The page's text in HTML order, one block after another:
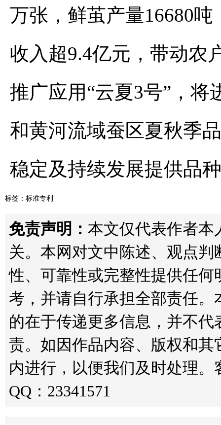
万张，鲜茧产量16680
收入超9.4亿元，带动农
推广应用“云夏3号”，
和黄河流域蚕区夏秋季
稳定及持续发展提供品
标签： 标准专利
免责声明： 本文仅代表作者本
关。本网对文中陈述、观点
性、可靠性或完整性提供任
考，并请自行承担全部责任
的在于传递更多信息，并不
责。如因作品内容、版权和
内进行，以便我们及时处理。
QQ：23341571